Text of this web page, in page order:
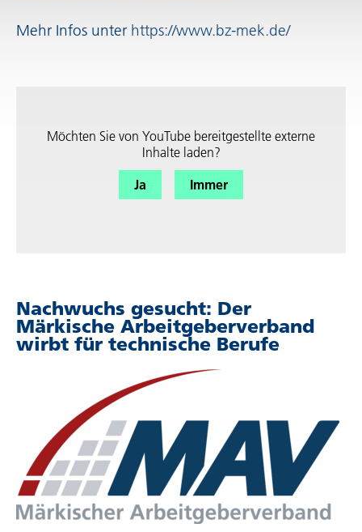
Mehr Infos unter https://www.bz-mek.de/
Möchten Sie von YouTube bereit­ge­stellte externe
Inhalte laden?
Ja
Immer
Nachwuchs gesucht: Der
Märkische Arbeit­ge­ber­ver­band
wirbt für tech­ni­sche Berufe